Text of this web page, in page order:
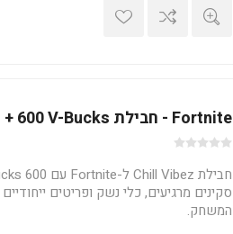
US/redeem
Fortnite - חבילת Chill Vibez + 600 V-Bucks
סקינים מרגיעים, כלי נשק ופריטים
המשחק.